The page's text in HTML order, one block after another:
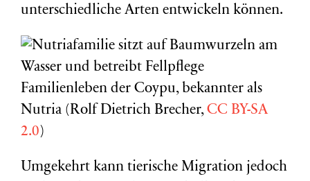
unterschiedliche Arten entwickeln können.
Familienleben der Coypu, bekannter als
Nutria (Rolf Dietrich Brecher,CC BY-SA
2.0)
Umgekehrt kann tierische Migration jedoch